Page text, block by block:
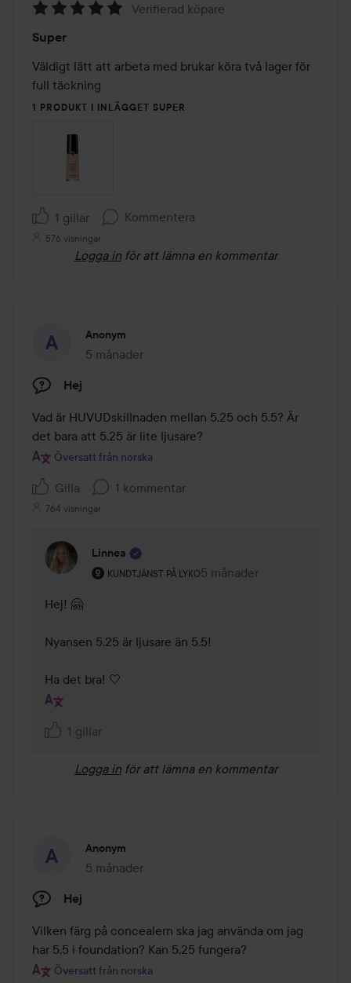
5
av
5
Verifierad köpare
Super
Väldigt lätt att arbeta med brukar köra två lager för
full täckning
1 PRODUKT I INLÄGGET SUPER
1 gillar Kommentera
576 visningar
Logga in för att lämna en kommentar
Anonym
5 månader
Inlägget skapades 5 månader
Hej
Vad är HUVUDskillnaden mellan 5.25 och 5.5? Är
det bara att 5.25 är lite ljusare?
Översatt från norska
Gilla 1 kommentar
764 visningar
Linnea
KUNDTJÄNST PÅ LYKO
Användarens roll: Kundtjänst på Lyko.
5 månader
Kommentaren lades 5
Hej! 🤗
Nyansen 5.25 är ljusare än 5.5!
Ha det bra! 🤍
1 gillar
Logga in för att lämna en kommentar
Anonym
5 månader
Inlägget skapades 5 månader
Hej
Vilken färg på concealern ska jag använda om jag
har 5.5 i foundation? Kan 5.25 fungera?
Översatt från norska